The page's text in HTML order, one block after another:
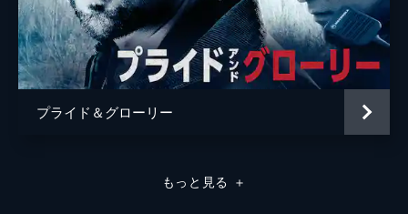
プライド＆グローリー
もっと見る ＋